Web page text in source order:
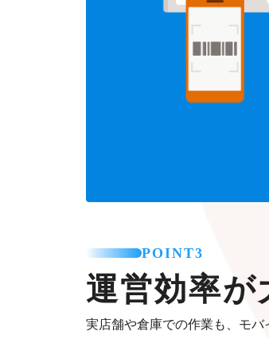
POINT3
運営効率
実店舗や倉庫での作業も、モバ